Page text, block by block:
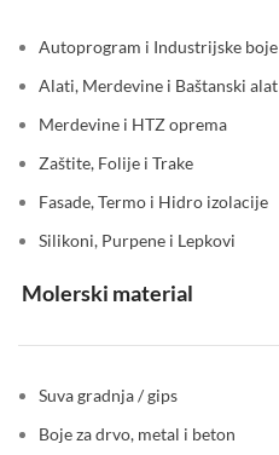
Autoprogram i Industrijske boje
Alati, Merdevine i Baštanski alat
Merdevine i HTZ oprema
Zaštite, Folije i Trake
Fasade, Termo i Hidro izolacije
Silikoni, Purpene i Lepkovi
Molerski material
Suva gradnja / gips
Boje za drvo, metal i beton